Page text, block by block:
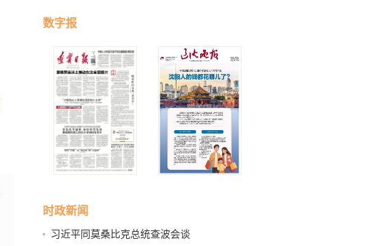
数字报
时政新闻
习近平同莫桑比克总统查波会谈